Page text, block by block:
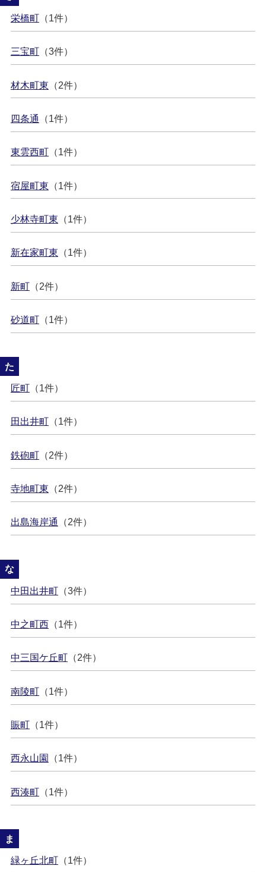
栄橋町（1件）
三宝町（3件）
材木町東 （2件）
四条通 （1件）
東雲西町（1件）
宿屋町東 （1件）
少林寺町東 （1件）
新在家町東 （1件）
新町（2件）
砂道町（1件）
た
匠町（1件）
田出井町 （1件）
鉄砲町（2件）
寺地町東 （2件）
出島海岸通 （2件）
な
中田出井町（3件）
中之町西（1件）
中三国ケ丘町（2件）
南陵町（1件）
賑町（1件）
西永山園 （1件）
西湊町（1件）
ま
緑ヶ丘北町（1件）